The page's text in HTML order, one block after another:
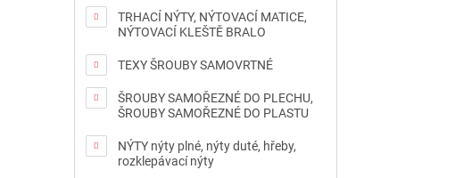
TRHACÍ NÝTY, NÝTOVACÍ MATICE,
NÝTOVACÍ KLEŠTĚ BRALO
TEXY ŠROUBY SAMOVRTNÉ
ŠROUBY SAMOŘEZNÉ DO PLECHU,
ŠROUBY SAMOŘEZNÉ DO PLASTU
NÝTY nýty plné, nýty duté, hřeby,
rozklepávací nýty